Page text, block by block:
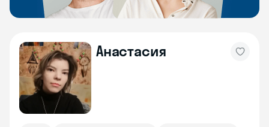
Анастасия